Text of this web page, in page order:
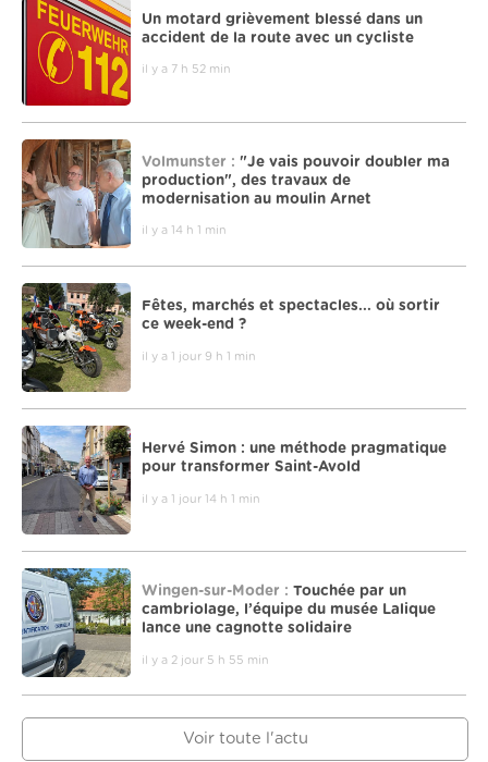
Un motard grièvement blessé dans un
accident de la route avec un cycliste
il y a 7 h 52 min
Volmunster : "Je vais pouvoir doubler ma
production", des travaux de
modernisation au moulin Arnet
il y a 14 h 1 min
Fêtes, marchés et spectacles... où sortir
ce week-end ?
il y a 1 jour 9 h 1 min
Hervé Simon : une méthode pragmatique
pour transformer Saint-Avold
il y a 1 jour 14 h 1 min
Wingen-sur-Moder : Touchée par un
cambriolage, l’équipe du musée Lalique
lance une cagnotte solidaire
il y a 2 jour 5 h 55 min
Voir toute l'actu